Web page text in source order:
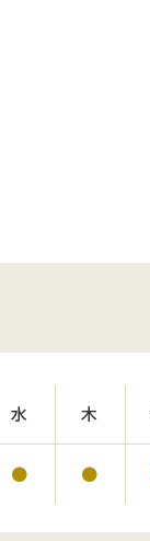
水 木
● ●